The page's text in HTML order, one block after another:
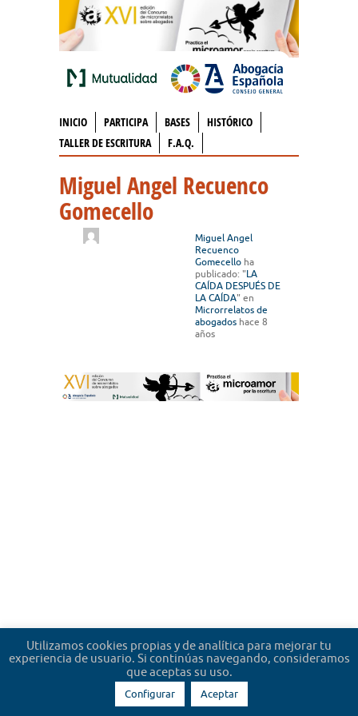
INICIO PARTICIPA BASES
HISTÓRICO
TALLER DE ESCRITURA
F.A.Q.
Miguel Angel Recuenco
Gomecello
Miguel Angel
Recuenco
Gomecello ha
publicado: "LA
CAÍDA DESPUÉS DE
LA CAÍDA" en
Microrrelatos de
abogados hace 8
años
Utilizamos cookies propias y de analítica para mejorar tu
experiencia de usuario. Si continúas navegando, consideramos
que aceptas su uso.
Configurar Aceptar